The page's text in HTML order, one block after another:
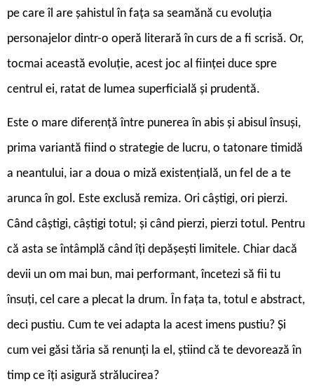
pe care îl are șahistul în fața sa seamănă cu evoluția
personajelor dintr-o operă literară în curs de a fi scrisă. Or,
tocmai această evoluție, acest joc al ființei duce spre
centrul ei, ratat de lumea superficială și prudentă.
Este o mare diferență între punerea în abis și abisul însuși,
prima variantă fiind o strategie de lucru, o tatonare timidă
a neantului, iar a doua o miză existențială, un fel de a te
arunca în gol. Este exclusă remiza. Ori câștigi, ori pierzi.
Când câștigi, câștigi totul; și când pierzi, pierzi totul. Pentru
că asta se întâmplă când îți depășești limitele. Chiar dacă
devii un om mai bun, mai performant, încetezi să fii tu
însuți, cel care a plecat la drum. În fața ta, totul e abstract,
deci pustiu. Cum te vei adapta la acest imens pustiu? Și
cum vei găsi tăria să renunți la el, știind că te devorează în
timp ce îți asigură strălucirea?